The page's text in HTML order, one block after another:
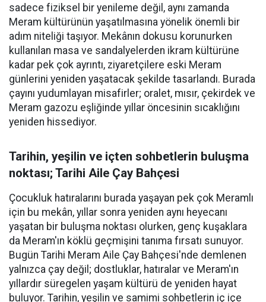
sadece fiziksel bir yenileme değil, aynı zamanda
Meram kültürünün yaşatılmasına yönelik önemli bir
adım niteliği taşıyor. Mekânın dokusu korunurken
kullanılan masa ve sandalyelerden ikram kültürüne
kadar pek çok ayrıntı, ziyaretçilere eski Meram
günlerini yeniden yaşatacak şekilde tasarlandı. Burada
çayını yudumlayan misafirler; oralet, mısır, çekirdek ve
Meram gazozu eşliğinde yıllar öncesinin sıcaklığını
yeniden hissediyor.
Tarihin, yeşilin ve içten sohbetlerin buluşma
noktası; Tarihi Aile Çay Bahçesi
Çocukluk hatıralarını burada yaşayan pek çok Meramlı
için bu mekân, yıllar sonra yeniden aynı heyecanı
yaşatan bir buluşma noktası olurken, genç kuşaklara
da Meram'ın köklü geçmişini tanıma fırsatı sunuyor.
Bugün Tarihi Meram Aile Çay Bahçesi'nde demlenen
yalnızca çay değil; dostluklar, hatıralar ve Meram'ın
yıllardır süregelen yaşam kültürü de yeniden hayat
buluyor. Tarihin, yeşilin ve samimi sohbetlerin iç içe